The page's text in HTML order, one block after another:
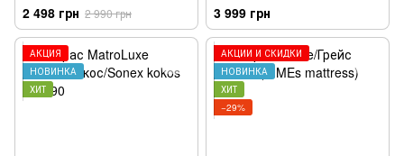
2 498 грн 2 990 грн 3 999 грн
АКЦИЯ
НОВИНКА
ХИТ
АКЦИИ И СКИДКИ
НОВИНКА
ХИТ
−29%